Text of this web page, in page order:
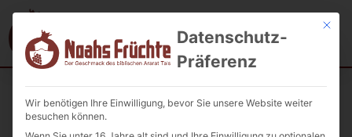
Startseite/Armenisches Brot/Kuchen / Mikadokuchen 850g.
(direkt aus Armenien)
Mit
Datenschutz-
Präferenz
Wir benötigen Ihre Einwilligung, bevor Sie unsere Website weiter
besuchen können.